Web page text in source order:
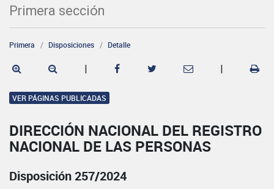
Primera sección
Primera Disposiciones Detalle
| |
VER PÁGINAS PUBLICADAS
DIRECCIÓN NACIONAL DEL REGISTRO
NACIONAL DE LAS PERSONAS
Disposición 257/2024